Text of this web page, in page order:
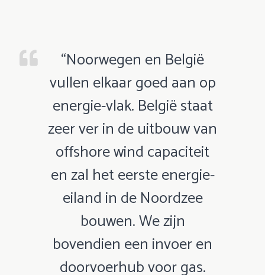
“Noorwegen en België
vullen elkaar goed aan op
energie-vlak. België staat
zeer ver in de uitbouw van
offshore wind capaciteit
en zal het eerste energie-
eiland in de Noordzee
bouwen. We zijn
bovendien een invoer en
doorvoerhub voor gas.